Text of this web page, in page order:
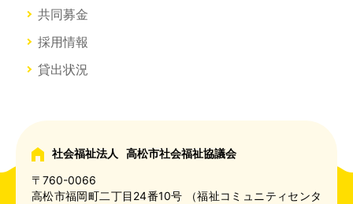
共同募金
採用情報
貸出状況
社会福祉法人
高松市社会福祉協議会
〒760-0066
高松市福岡町二丁目24番10号
（福祉コミュニティセンタ